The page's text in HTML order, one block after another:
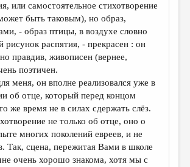
или самостоятельное стихотворение
быть таковым), но образ,
- образ птицы, в воздухе словно
распятия, - прекрасен : он
правдив, живописен (вернее,
поэтичен.
меня, он вполне реализовался уже в
об отце, который перед концом
же время не в силах сдержать слёз.
не только об отце, оно о
многих поколений евреев, и не
Так, сцена, пережитая Вами в школе
очень хорошо знакома, хотя мы с